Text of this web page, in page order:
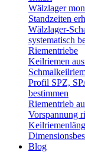
Wälzlager
Standzeiten
Wälzlager-
systematisch
Riementriebe
Keilriemen
Profil SPZ,
bestimmen
Riementrieb
Vorspannung
Blog